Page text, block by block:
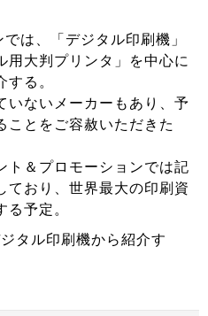
は、「デジタル印刷機」
用大判プリンタ」を中心に
る。
いないメーカーもあり、予
ことをご容赦いただきた
ト＆プロモーションでは記
ており、世界最大の印刷資
予定。
タル印刷機から紹介す